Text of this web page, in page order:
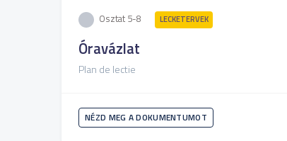
Osztat 5-8 LECKETERVEK
Óravázlat
Plan de lectie
NÉZD MEG A DOKUMENTUMOT